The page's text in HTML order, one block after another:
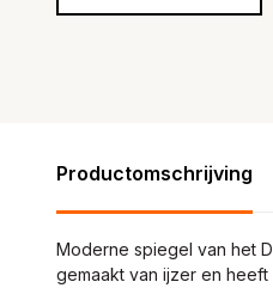
Productomschrijving
Moderne spiegel van het
gemaakt van ijzer en